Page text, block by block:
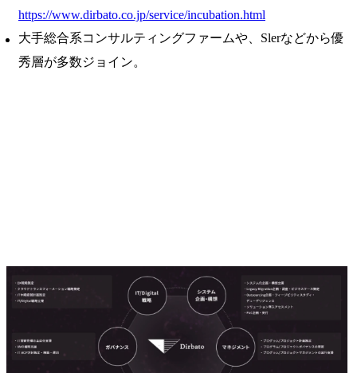
https://www.dirbato.co.jp/service/incubation.html
大手総合系コンサルティングファームや、Slerなどから優
秀層が多数ジョイン。